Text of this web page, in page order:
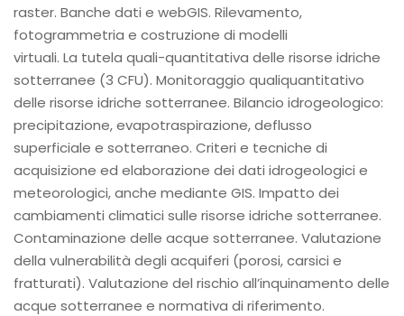
raster. Banche dati e webGIS. Rilevamento,
fotogrammetria e costruzione di modelli
virtuali. La tutela quali-quantitativa delle risorse idriche
sotterranee (3 CFU). Monitoraggio qualiquantitativo
delle risorse idriche sotterranee. Bilancio idrogeologico:
precipitazione, evapotraspirazione, deflusso
superficiale e sotterraneo. Criteri e tecniche di
acquisizione ed elaborazione dei dati idrogeologici e
meteorologici, anche mediante GIS. Impatto dei
cambiamenti climatici sulle risorse idriche sotterranee.
Contaminazione delle acque sotterranee. Valutazione
della vulnerabilità degli acquiferi (porosi, carsici e
fratturati). Valutazione del rischio all’inquinamento delle
acque sotterranee e normativa di riferimento.